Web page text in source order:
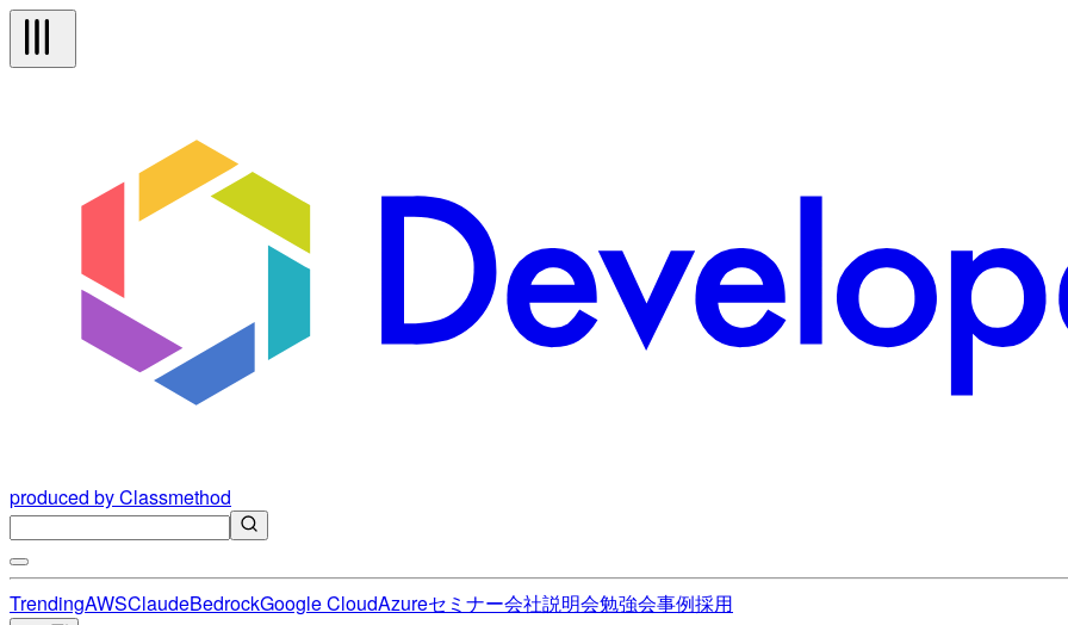
produced by Classmethod
TrendingAWSClaudeBedrockGoogle CloudAzureセミナー会社説明会勉強会事例採用